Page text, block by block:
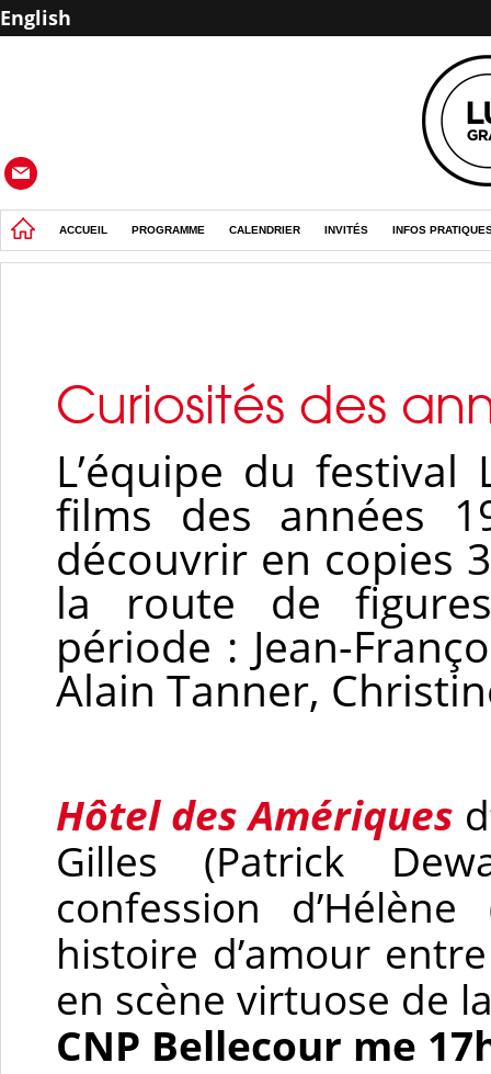
English
ACCUEIL PROGRAMME CALENDRIER INVITÉS INFOS
Curiosités des
L’équipe du
films des années
découvrir en copies
la route de
période : Jean-
Alain Tanner,
Hôtel des Amériques
Gilles (Patrick
confession
histoire d’amour
en scène virtuose de
CNP Bellecour me